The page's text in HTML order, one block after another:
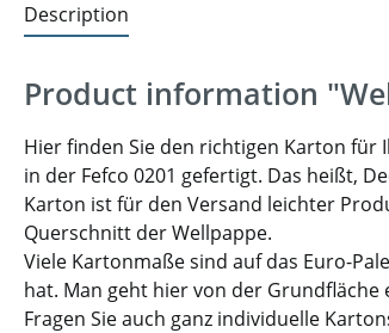
Description
Product information
Hier finden Sie den richtigen Karton
in der Fefco 0201 gefertigt. Das heißt,
Karton ist für den Versand leichter
Querschnitt der Wellpappe.
Viele Kartonmaße sind auf das Euro-
hat. Man geht hier von der Grundfläche
Fragen Sie auch ganz individuelle